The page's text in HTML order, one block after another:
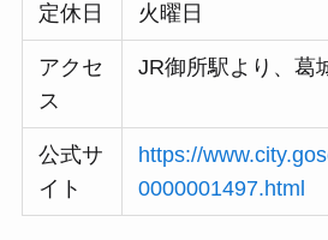
定休日 火曜日
アクセ
ス
JR御所駅より、葛
公式サ
イト
https://
0000001497.html